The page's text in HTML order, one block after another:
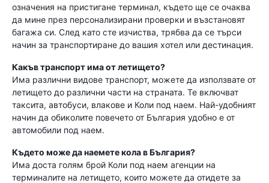
означения на пристигане терминал, където ще се очаква
да мине през персонализирани проверки и възстановят
багажа си. След като сте изчиства, трябва да се търси
начин за транспортиране до вашия хотел или дестинация.
Какъв транспорт има от летището?
Има различни видове транспорт, можете да използвате от
летището до различни части на страната. Те включват
таксита, автобуси, влакове и Коли под наем. Най-удобният
начин да обиколите повечето от България удобно е от
автомобили под наем.
Където може да наемете кола в България?
Има доста голям брой Коли под наем агенции на
терминалите на летището, които можете да отидете за